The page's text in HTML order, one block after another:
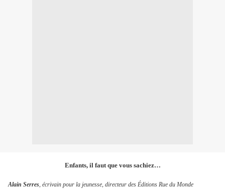
Enfants, il faut que vous sachiez…
Alain Serres, écrivain pour la jeunesse, directeur des Éditions Rue du Monde